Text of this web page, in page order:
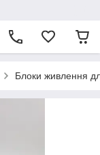
Блоки живлення